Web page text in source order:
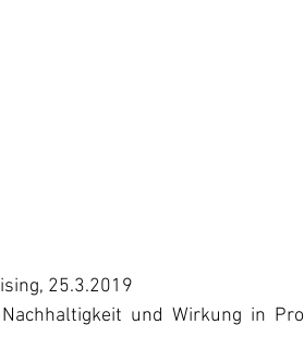
25.3.2019
und  Wirkung  in